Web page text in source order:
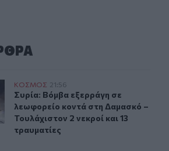
σε λεωφορείο κοντά στη
ΚΟΣΜΟΣ 21:56
Συρία: Βόμβα εξερράγη σε
Συρία: Βόμβα εξερράγη σε
λεωφορείο κοντά στη Δαμασκό –
Τουλάχιστον 2 νεκροί και 13
τραυματίες